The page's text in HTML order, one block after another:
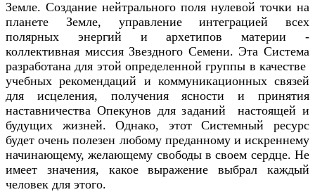
Земле. Создание нейтрального поля нулевой точки на
планете Земле, управление интеграцией всех
полярных энергий и архетипов материи -
коллективная миссия Звездного Семени. Эта Система
разработана для этой определенной группы в качестве
учебных рекомендаций и коммуникационных связей
для исцеления, получения ясности и принятия
наставничества Опекунов для заданий настоящей и
будущих жизней. Однако, этот Системный ресурс
будет очень полезен любому преданному и искреннему
начинающему, желающему свободы в своем сердце. Не
имеет значения, какое выражение выбрал каждый
человек для этого.